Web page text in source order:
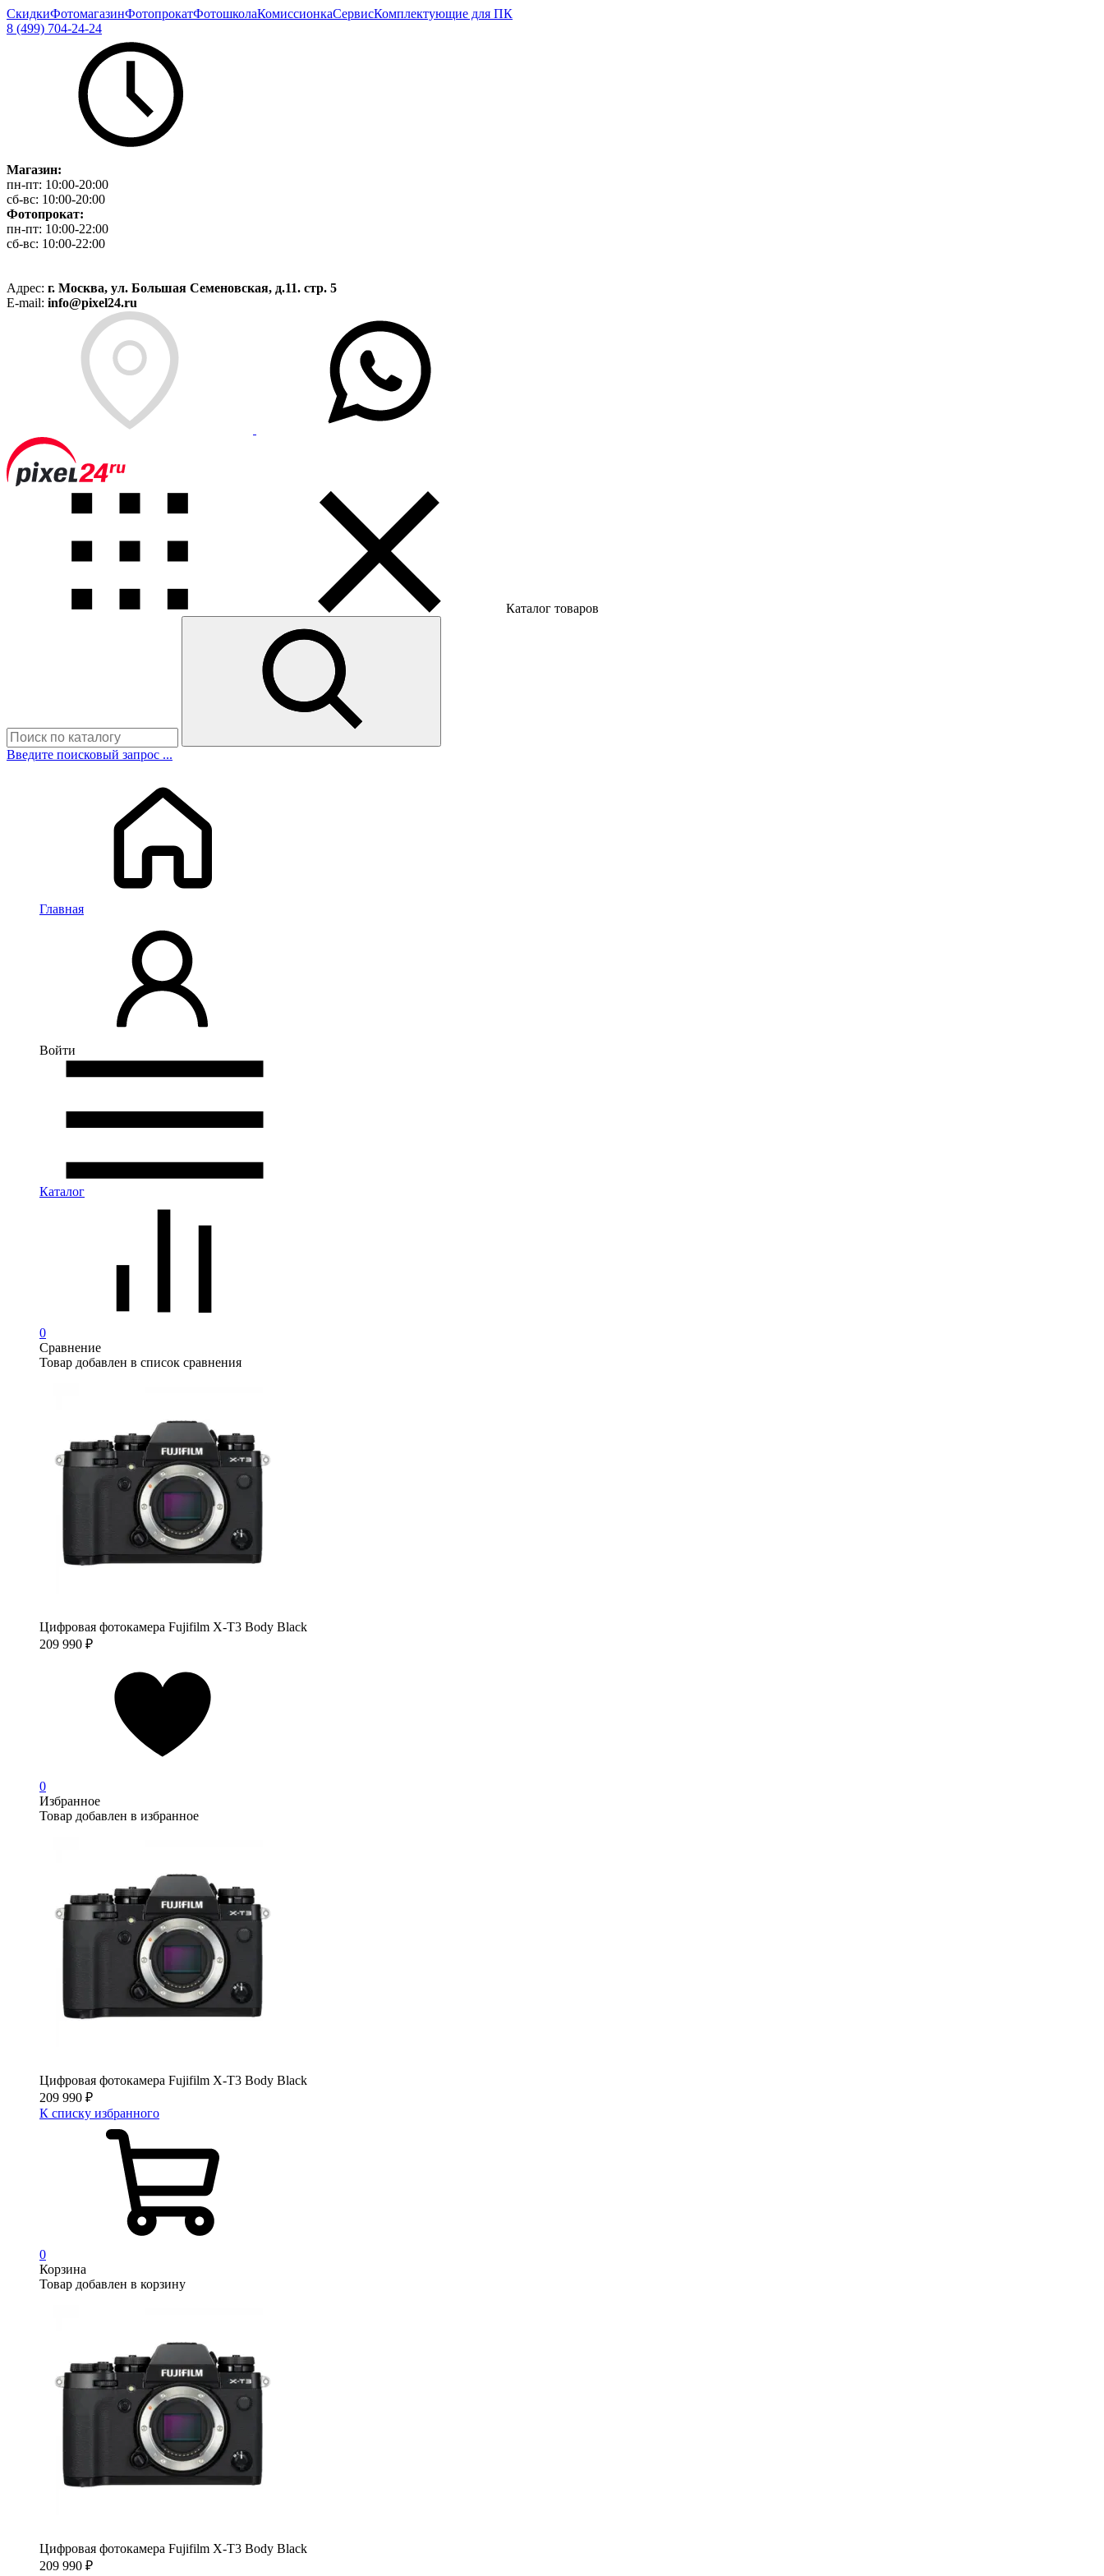
СкидкиФотомагазинФотопрокатФотошколаКомиссионкаСервисКомплектующие для ПК
8 (499) 704-24-24
Магазин:
пн-пт: 10:00-20:00
сб-вс: 10:00-20:00
Фотопрокат:
пн-пт: 10:00-22:00
сб-вс: 10:00-22:00
Адрес: г. Москва, ул. Большая Семеновская, д.11. стр. 5
E-mail: info@pixel24.ru
Каталог товаров
Введите поисковый запрос ...
Главная
Войти
Каталог
0
Сравнение
Товар добавлен в список сравнения
Цифровая фотокамера Fujifilm X-T3 Body Black
209 990 ₽
0
Избранное
Товар добавлен в избранное
Цифровая фотокамера Fujifilm X-T3 Body Black
209 990 ₽
К списку избранного
0
Корзина
Товар добавлен в корзину
Цифровая фотокамера Fujifilm X-T3 Body Black
209 990 ₽